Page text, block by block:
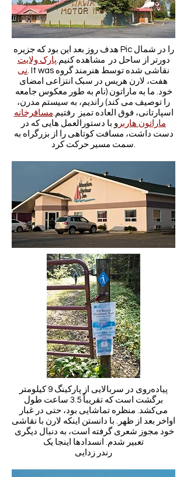
هدف روز بعد این بود که جزیره Pic را در شمال
دورتر از ساحل در مشاهده کنیم.پارک ولایت
نی. It was نقاشی شده توسط هنرمند گروه
هفت، لارن هریس در سبک انتزاعی امضای
خود. ما به ماراتون (نام به طور معکوس جامعه
را توصیف می کند) راندیم، به سیستم مدرن،
اسپارتانی، فوق العاده تمیز رفتیم.مسافرخانه
ماراتون هاربر و با دستورالعمل هایی که در
دست داشت، مسافت کوتاهی را از بزرگراه به
سمت مسیر حرکت کرد.
پیاده‌روی در سربالایی از پارکینگ 9 کیلومتر
برگشت است که تقریباً 3.5 ساعت طول
می‌کشد. منظره تماشایی بود، حتی در غبار
اواخر بعد از ظهر. با دانستن اینکه لارن با نقاشی
خود مجوز شعری گرفته است، به دنبال دیگری
تعبیر شدم. انسدادها اینجا یک
رندر زدایی